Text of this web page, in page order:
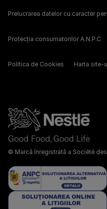
© Marcă înregistrată a Société
Prelucrarea datelor cu caracter
Protecția consumatorilor A.N.P.C
Politica de Cookies Harta site-